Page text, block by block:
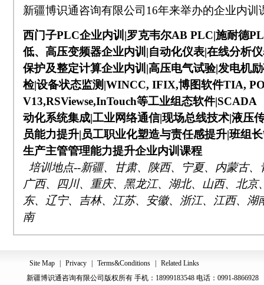
新疆博识通咨询有限公司 16年来举办的企业内训
西门子PLC企业内训 |罗克韦尔AB PLC|施耐德
低、高压变频器企业内训 |自动化仪表|在线分析
保护及整定计算企业内训 |高压电气试验|发电机
检|设备状态监测|WINCC, IFIX,博图软件TIA,
V13,RSViewse,InTouch等工业组态软件|SCADA
动化系统集成|工业网络通信|现场总线技术|液压
员能力提升|员工职业化塑造与责任感提升|班组
生产主管管理能力提升企业内训课程
培训地点--新疆、甘肃、陕西、宁夏、内蒙古
广西、四川、重庆、黑龙江、湖北、山西、北京
东、辽宁、吉林、江苏、安徽、浙江、江西、湖
南
Site Map Privacy Terms&Conditions
Related Links
新疆博识通咨询有限公司版权所有 手机：18999183548 电话：0991-8866928